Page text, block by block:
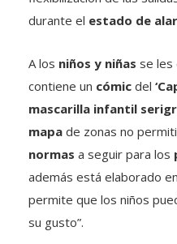
durante el estado de
A los niños y niñas se les
contiene un cómic del
mascarilla infantil
mapa de zonas no
normas a seguir para los
además está elaborado
permite que los niños
su gusto”.